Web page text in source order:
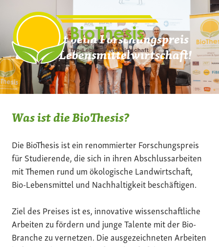
Inhalt
springenMach mit beim Forschungspreis
der Bio-Lebensmittelwirtschaft!
Was ist die BioThesis?
Die BioThesis ist ein renommierter Forschungspreis
für Studierende, die sich in ihren Abschlussarbeiten
mit Themen rund um ökologische Landwirtschaft,
Bio-Lebensmittel und Nachhaltigkeit beschäftigen.
Ziel des Preises ist es, innovative wissenschaftliche
Arbeiten zu fördern und junge Talente mit der Bio-
Branche zu vernetzen. Die ausgezeichneten Arbeiten